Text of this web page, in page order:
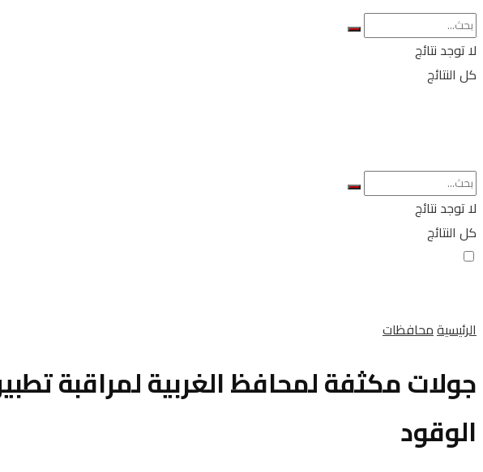
لا توجد نتائج
كل النتائج
لا توجد نتائج
كل النتائج
الرئيسيةمحافظات
جولات مكثفة لمحافظ الغربية لمراقبة
الوقود